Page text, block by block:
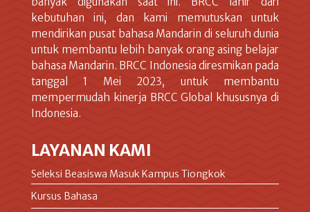
kebutuhan ini, dan kami memutuskan untuk
mendirikan pusat bahasa Mandarin di seluruh dunia
untuk membantu lebih banyak orang asing belajar
bahasa Mandarin. BRCC Indonesia diresmikan pada
tanggal 1 Mei 2023, untuk membantu
mempermudah kinerja BRCC Global khususnya di
Indonesia.
LAYANAN KAMI
Seleksi Beasiswa Masuk Kampus Tiongkok
Kursus Bahasa